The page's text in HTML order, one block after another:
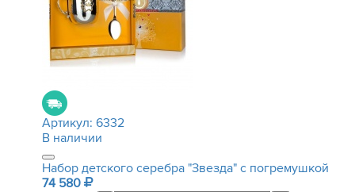
Артикул: 6332
В наличии
Набор детского серебра "Звезда" с погремушкой
74 580